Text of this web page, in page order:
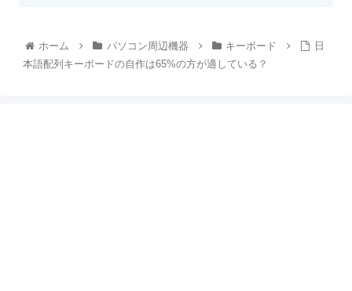
ホーム パソコン周辺機器 キーボード
日
本語配列キーボードの自作は65%の方が適している？